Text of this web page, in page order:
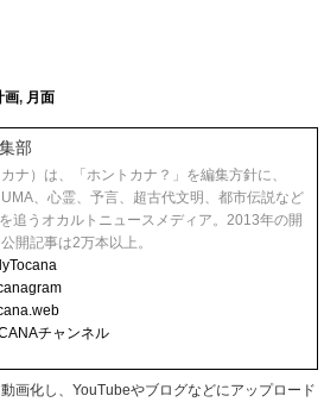
画, 月面
部
ナ）は、「ホントカナ？」を編集方針に、
、心霊、予言、超古代文明、都市伝説など
追うオカルトニュースメディア。2013年の開
開記事は2万本以上。
チャンネル
画化し、YouTubeやブログなどにアップロード